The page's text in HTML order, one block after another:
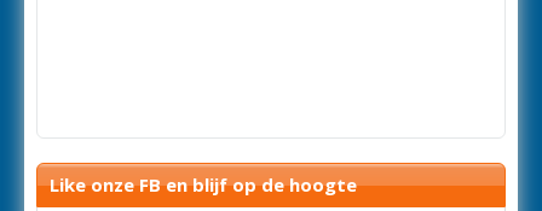
Like onze FB en blijf op de hoogte